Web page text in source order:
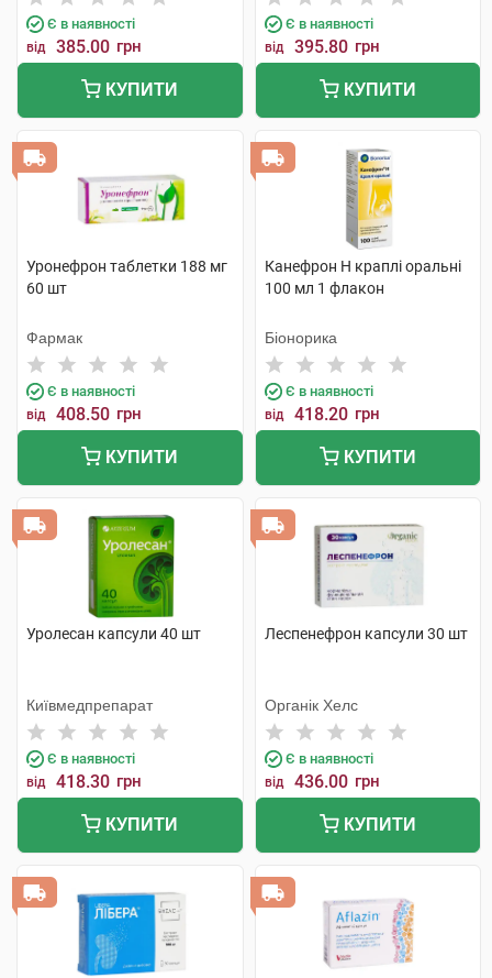
Є в наявності
від 385.00 грн
КУПИТИ
Є в наявності
від 395.80 грн
КУПИТИ
Уронефрон таблетки 188 мг
60 шт
Фармак
Є в наявності
від 408.50 грн
КУПИТИ
Канефрон H краплі оральні
100 мл 1 флакон
Біонорика
Є в наявності
від 418.20 грн
КУПИТИ
Уролесан капсули 40 шт
Київмедпрепарат
Є в наявності
від 418.30 грн
КУПИТИ
Леспенефрон капсули 30 шт
Органік Хелс
Є в наявності
від 436.00 грн
КУПИТИ